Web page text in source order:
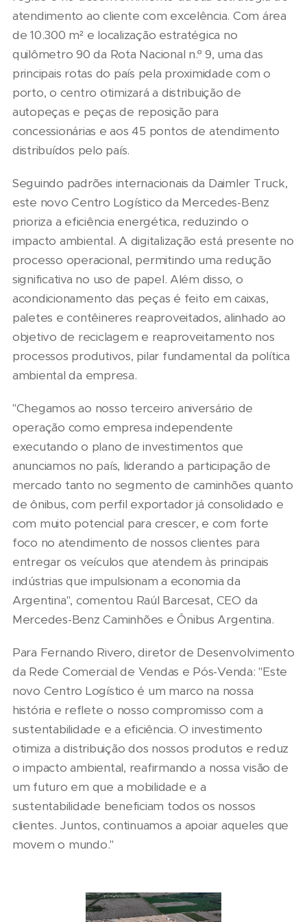
atendimento ao cliente com excelência. Com área
de 10.300 m² e localização estratégica no
quilômetro 90 da Rota Nacional n.º 9, uma das
principais rotas do país pela proximidade com o
porto, o centro otimizará a distribuição de
autopeças e peças de reposição para
concessionárias e aos 45 pontos de atendimento
distribuídos pelo país.
Seguindo padrões internacionais da Daimler Truck,
este novo Centro Logístico da Mercedes-Benz
prioriza a eficiência energética, reduzindo o
impacto ambiental. A digitalização está presente no
processo operacional, permitindo uma redução
significativa no uso de papel. Além disso, o
acondicionamento das peças é feito em caixas,
paletes e contêineres reaproveitados, alinhado ao
objetivo de reciclagem e reaproveitamento nos
processos produtivos, pilar fundamental da política
ambiental da empresa.
"Chegamos ao nosso terceiro aniversário de
operação como empresa independente
executando o plano de investimentos que
anunciamos no país, liderando a participação de
mercado tanto no segmento de caminhões quanto
de ônibus, com perfil exportador já consolidado e
com muito potencial para crescer, e com forte
foco no atendimento de nossos clientes para
entregar os veículos que atendem às principais
indústrias que impulsionam a economia da
Argentina", comentou Raúl Barcesat, CEO da
Mercedes-Benz Caminhões e Ônibus Argentina.
Para Fernando Rivero, diretor de Desenvolvimento
da Rede Comercial de Vendas e Pós-Venda: "Este
novo Centro Logístico é um marco na nossa
história e reflete o nosso compromisso com a
sustentabilidade e a eficiência. O investimento
otimiza a distribuição dos nossos produtos e reduz
o impacto ambiental, reafirmando a nossa visão de
um futuro em que a mobilidade e a
sustentabilidade beneficiam todos os nossos
clientes. Juntos, continuamos a apoiar aqueles que
movem o mundo."